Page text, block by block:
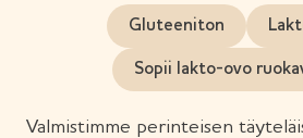
Gluteeniton
Sopii lakto-ovo
Valmistimme perinteisen